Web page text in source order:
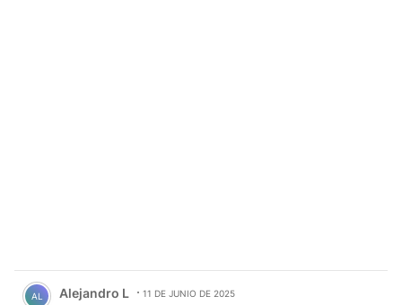
Comentario de Alejandro L.
AL Alejandro L 11 DE JUNIO DE 2025